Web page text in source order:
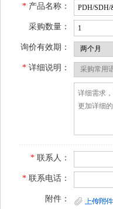
* 产品名称：
采购数量：
询价有效期：
* 详细说明：
* 联系人：
* 联系电话：
附件：